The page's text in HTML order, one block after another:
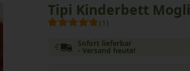
Tipi Kinderbett Mogli
(1)
Sofort lieferbar
- Versand heute!